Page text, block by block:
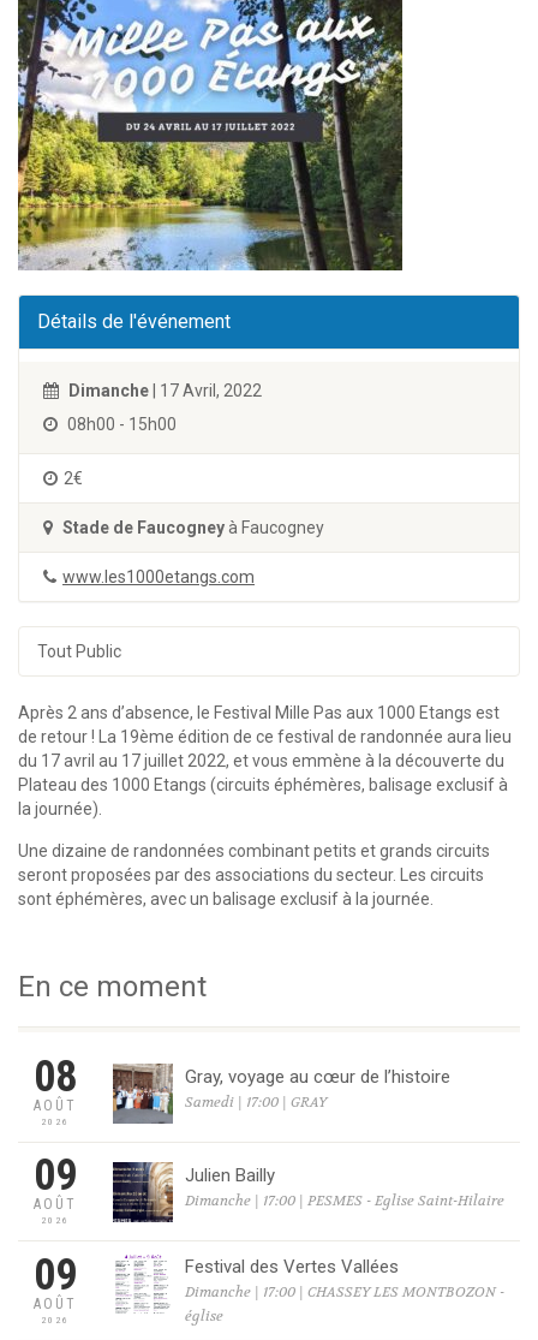
Détails de l'événement
Dimanche | 17 Avril, 2022
08h00 - 15h00
2€
Stade de Faucogneyà Faucogney
www.les1000etangs.com
Tout Public
Après 2 ans d’absence, le Festival Mille Pas aux 1000 Etangs est
de retour ! La 19ème édition de ce festival de randonnée aura lieu
du 17 avril au 17 juillet 2022, et vous emmène à la découverte du
Plateau des 1000 Etangs (circuits éphémères, balisage exclusif à
la journée).
Une dizaine de randonnées combinant petits et grands circuits
seront proposées par des associations du secteur. Les circuits
sont éphémères, avec un balisage exclusif à la journée.
En ce moment
08
AOÛT
2026
Gray, voyage au cœur de l’histoire
Samedi | 17:00 | GRAY
09
AOÛT
2026
Julien Bailly
Dimanche | 17:00 | PESMES - Eglise Saint-Hilaire
09
AOÛT
2026
Festival des Vertes Vallées
Dimanche | 17:00 | CHASSEY LES MONTBOZON -
église